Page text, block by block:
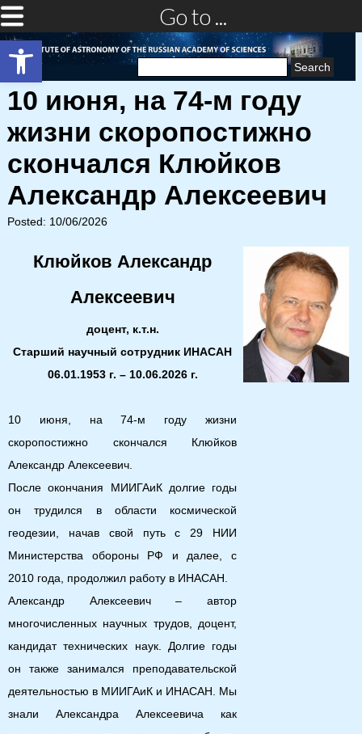
Open toolbar
Go to ...
Search
10 июня, на 74-м году
жизни скоропостижно
скончался Клюйков
Александр Алексеевич
Posted: 10/06/2026
Клюйков Александр
Алексеевич
доцент, к.т.н.
Старший научный сотрудник ИНАСАН
06.01.1953 г. – 10.06.2026 г.
10 июня, на 74-м году жизни
скоропостижно скончался Клюйков
Александр Алексеевич.
После окончания МИИГАиК долгие годы
он трудился в области космической
геодезии, начав свой путь с 29 НИИ
Министерства обороны РФ и далее, с
2010 года, продолжил работу в ИНАСАН.
Александр Алексеевич – автор
многочисленных научных трудов, доцент,
кандидат технических наук. Долгие годы
он также занимался преподавательской
деятельностью в МИИГАиК и ИНАСАН. Мы
знали Александра Алексеевича как